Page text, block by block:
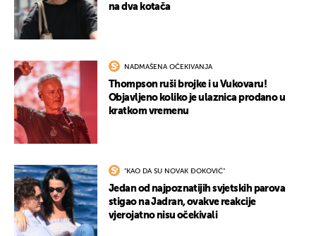
na dva kotača
NADMAŠENA OČEKIVANJA
Thompson ruši brojke i u Vukovaru!
Objavljeno koliko je ulaznica prodano u
kratkom vremenu
"KAO DA SU NOVAK ĐOKOVIĆ"
Jedan od najpoznatijih svjetskih parova
stigao na Jadran, ovakve reakcije
vjerojatno nisu očekivali